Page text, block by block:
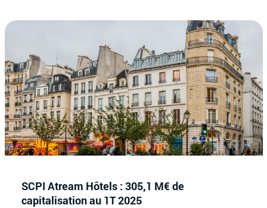
SCPI Atream Hôtels : 305,1 M€ de
capitalisation au 1T 2025